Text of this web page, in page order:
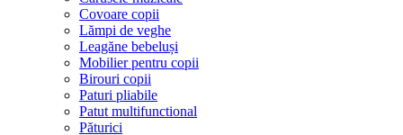
Covoare copii
Lămpi de veghe
Leagăne bebeluși
Mobilier pentru copii
Birouri copii
Paturi pliabile
Patut multifunctional
Păturici